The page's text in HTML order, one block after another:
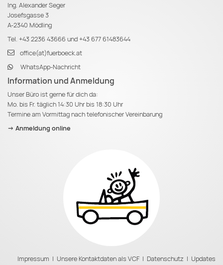
Ing. Alexander Seger
Josefsgasse 3
A-2340 Mödling
Tel. +43 2236 43666 und+43 677 61483644
office(at)fuerboeck.at
WhatsApp-Nachricht
Information und Anmeldung
Unser Büro ist gerne für dich da:
Mo. bis Fr. täglich 14:30 Uhr bis 18:30 Uhr
Termine am Vormittag nach telefonischer Vereinbarung
-> Anmeldung online
Impressum | Unsere Kontaktdaten als VCF | Datenschutz | Updates